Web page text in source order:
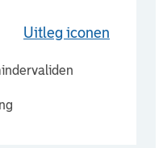
Uitleg iconen